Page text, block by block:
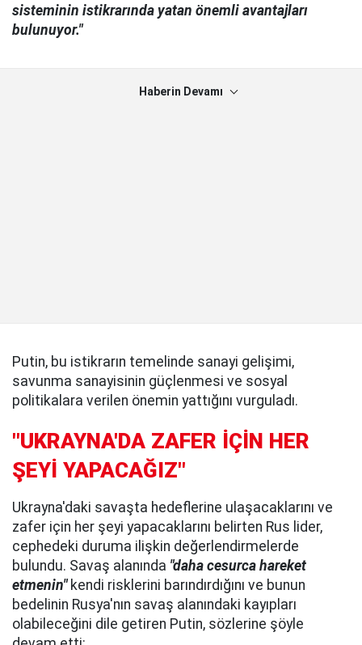
sisteminin istikrarında yatan önemli avantajları
bulunuyor."
Haberin Devamı
Putin, bu istikrarın temelinde sanayi gelişimi,
savunma sanayisinin güçlenmesi ve sosyal
politikalara verilen önemin yattığını vurguladı.
"UKRAYNA'DA ZAFER İÇİN HER
ŞEYİ YAPACAĞIZ"
Ukrayna'daki savaşta hedeflerine ulaşacaklarını ve
zafer için her şeyi yapacaklarını belirten Rus lider,
cephedeki duruma ilişkin değerlendirmelerde
bulundu. Savaş alanında "daha cesurca hareket
etmenin"kendi risklerini barındırdığını ve bunun
bedelinin Rusya'nın savaş alanındaki kayıpları
olabileceğini dile getiren Putin, sözlerine şöyle